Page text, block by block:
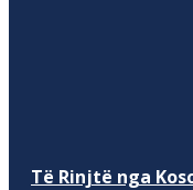
Të Rinjtë nga